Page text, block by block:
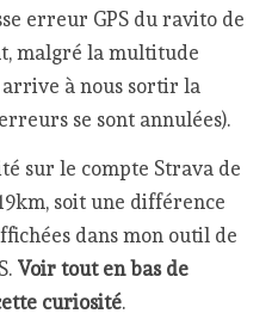
erreur GPS du ravito de
malgré la multitude
arrive à nous sortir la
se sont annulées).
sur le compte Strava de
soit une différence
dans mon outil de
Voir tout en bas de
curiosité.